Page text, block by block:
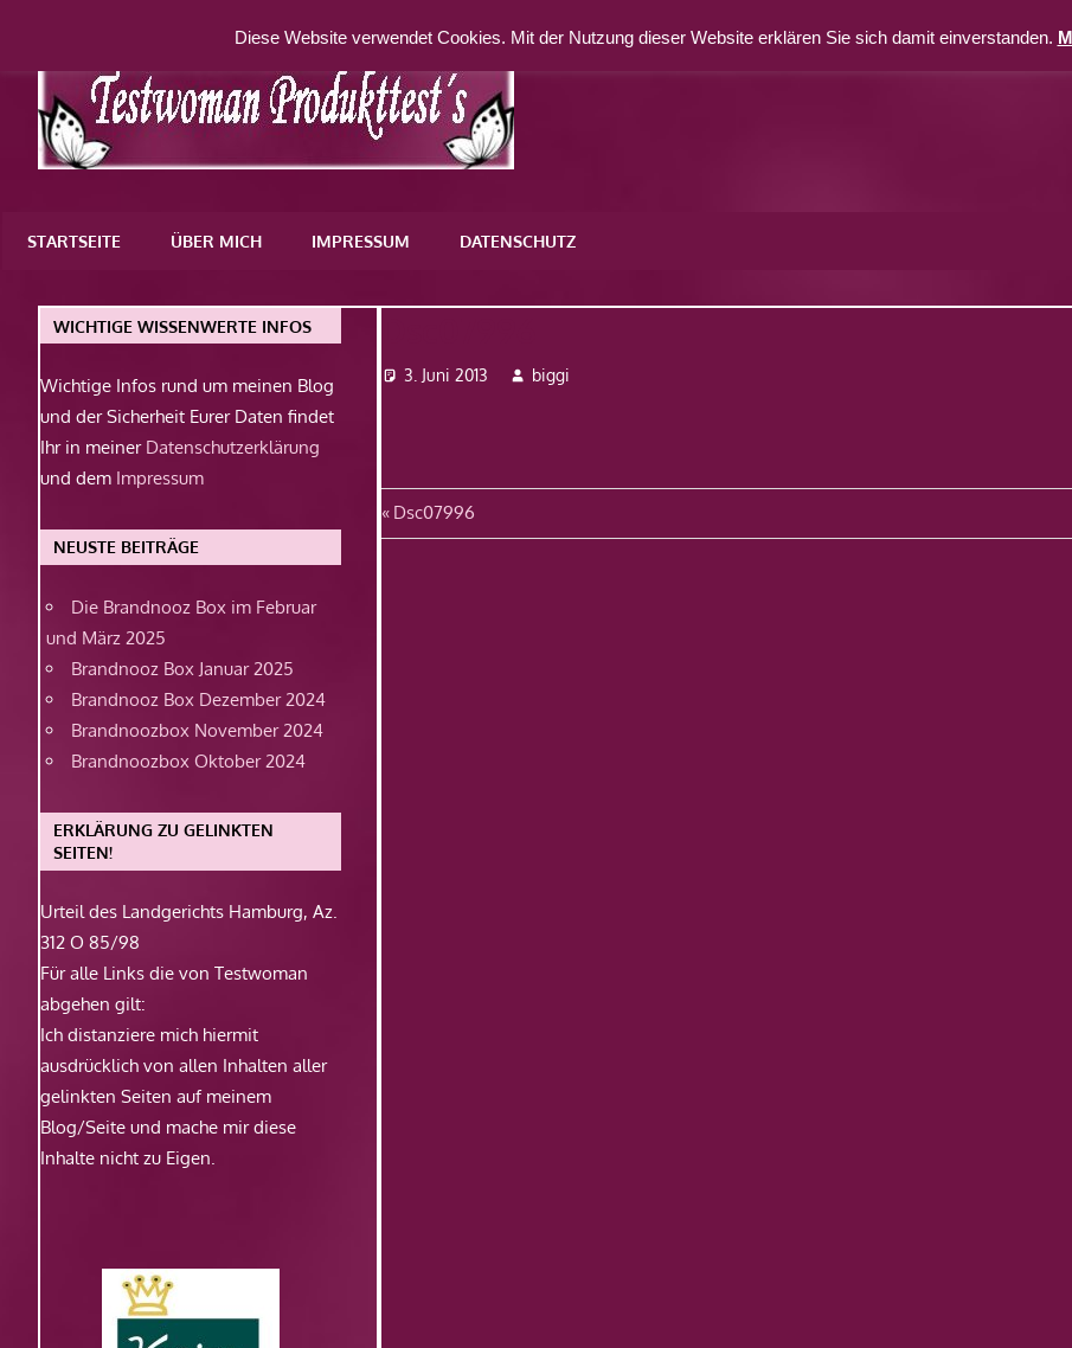
springen
WordPress-
STARTSEITE ÜBER MICH IMPRESSUM DATENSCHUTZ
3. Juni 2013 biggi
Beitragsnavigation
Vorheriger
Beitrag:
Dsc07996
WICHTIGE WISSENWERTE INFOS
Wichtige Infos rund um meinen Blog
und der Sicherheit Eurer Daten findet
Ihr in meiner Datenschutzerklärung
und dem Impressum
NEUSTE BEITRÄGE
Die Brandnooz Box im Februar
und März 2025
Brandnooz Box Januar 2025
Brandnooz Box Dezember 2024
Brandnoozbox November 2024
Brandnoozbox Oktober 2024
ERKLÄRUNG ZU GELINKTEN
SEITEN!
Urteil des Landgerichts Hamburg, Az.
312 O 85/98
Für alle Links die von Testwoman
abgehen gilt:
Ich distanziere mich hiermit
ausdrücklich von allen Inhalten aller
gelinkten Seiten auf meinem
Blog/Seite und mache mir diese
Inhalte nicht zu Eigen.
Diese Website verwendet Cookies. Mit der Nutzung dieser Website erklären Sie sich damit einverstanden.